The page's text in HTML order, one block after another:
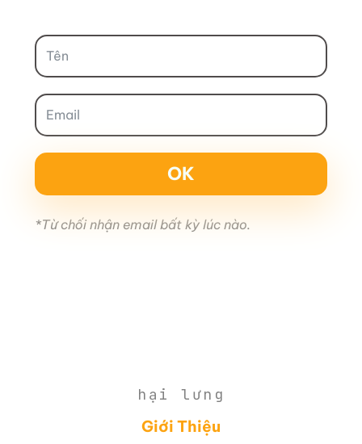
OK
*Từ chối nhận email bất kỳ lúc nào.
hại lưng
Giới Thiệu